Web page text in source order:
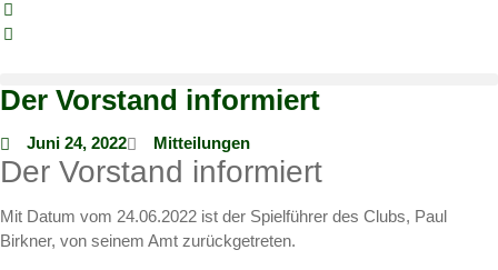
Der Vorstand informiert
Juni 24, 2022 Mitteilungen
Der Vorstand informiert
Mit Datum vom 24.06.2022 ist der Spielführer des Clubs, Paul
Birkner, von seinem Amt zurückgetreten.